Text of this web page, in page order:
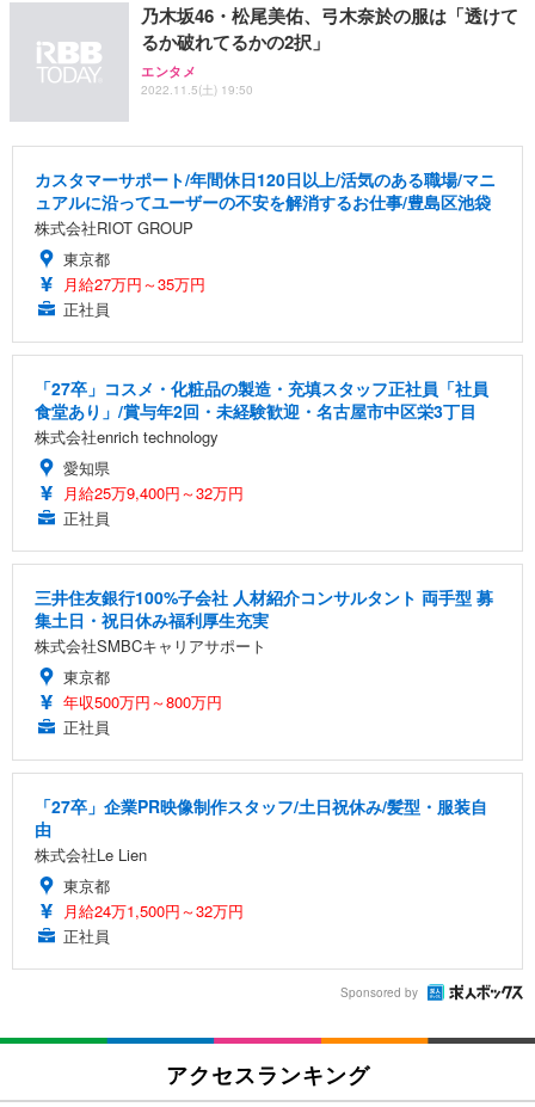
乃木坂46・松尾美佑、弓木奈於の服は「透けて
るか破れてるかの2択」
エンタメ
2022.11.5(土) 19:50
カスタマーサポート/年間休日120日以上/活気のある職場/マニ
ュアルに沿ってユーザーの不安を解消するお仕事/豊島区池袋
株式会社RIOT GROUP
東京都
月給27万円～35万円
正社員
「27卒」コスメ・化粧品の製造・充填スタッフ正社員「社員
食堂あり」/賞与年2回・未経験歓迎・名古屋市中区栄3丁目
株式会社enrich technology
愛知県
月給25万9,400円～32万円
正社員
三井住友銀行100%子会社 人材紹介コンサルタント 両手型 募
集土日・祝日休み福利厚生充実
株式会社SMBCキャリアサポート
東京都
年収500万円～800万円
正社員
「27卒」企業PR映像制作スタッフ/土日祝休み/髪型・服装自
由
株式会社Le Lien
東京都
月給24万1,500円～32万円
正社員
Sponsored by
アクセスランキング